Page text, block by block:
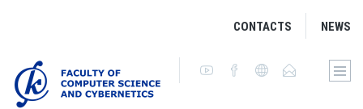
CONTACTS NEWS